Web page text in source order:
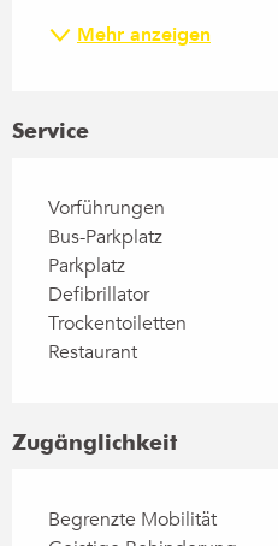
Mehr anzeigen
Service
Vorführungen
Bus-Parkplatz
Parkplatz
Defibrillator
Trockentoiletten
Restaurant
Zugänglichkeit
Begrenzte Mobilität